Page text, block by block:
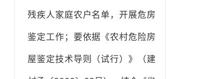
残疾人家庭农户名单，开展危房
鉴定工作；要依据《农村危险房
屋鉴定技术导则（试行）》（建